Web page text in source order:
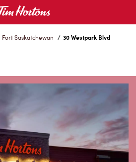
Fort Saskatchewan / 30 Westpark Blvd